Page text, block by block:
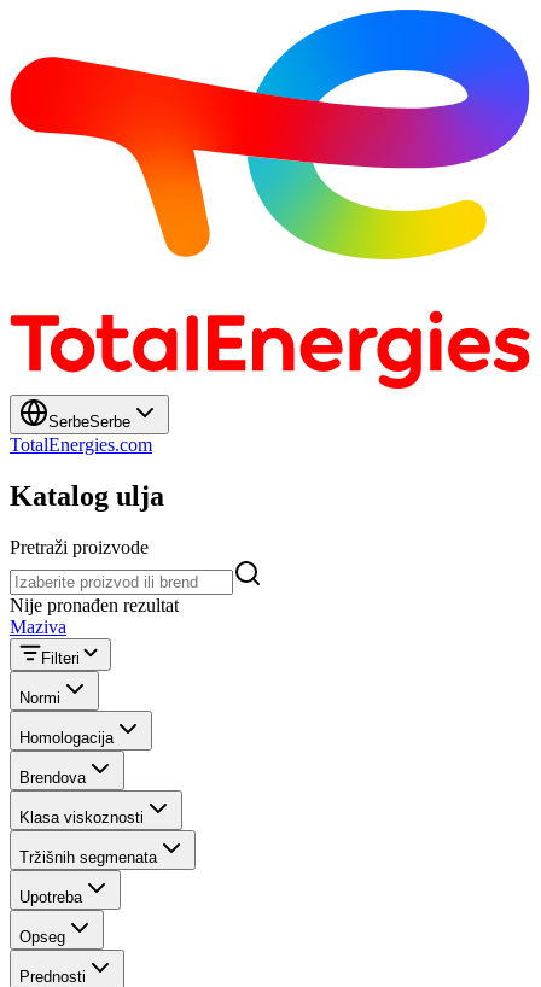
SerbeSerbe
TotalEnergies.com
Katalog ulja
Pretraži proizvode
Pretraži proizvode
Nije pronađen rezultat
Maziva
Filteri
Normi
Homologacija
Brendova
Klasa viskoznosti
Tržišnih segmenata
Upotreba
Opseg
Prednosti